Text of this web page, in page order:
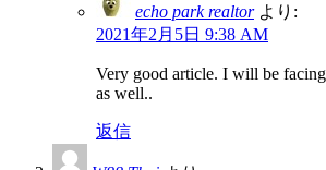
echo park realtor より:
2021年2月5日 9:38 AM
Very good article. I will be facing
as well..
返信